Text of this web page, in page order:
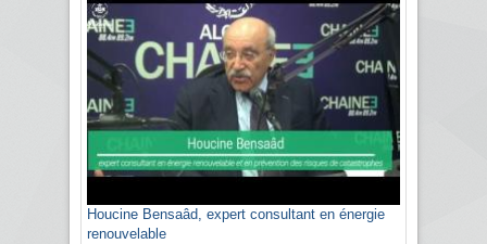
Houcine Bensaâd, expert consultant en énergie
renouvelable